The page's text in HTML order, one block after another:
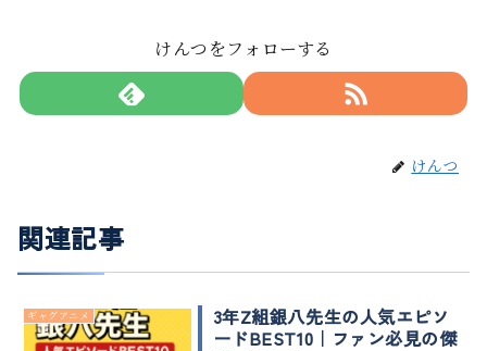
けんつをフォローする
けんつ
関連記事
ギャグアニメ
3年Z組銀八先生の人気エピソ
ードBEST10｜ファン必見の傑